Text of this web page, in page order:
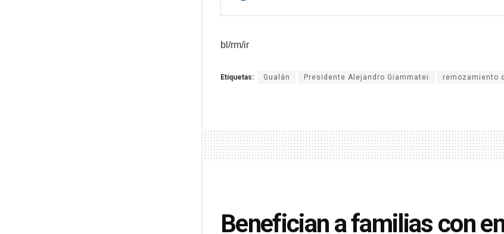
bl/rm/ir
Etiquetas: Gualán Presidente Alejandro Giammatei remozamiento
Benefician a familias con